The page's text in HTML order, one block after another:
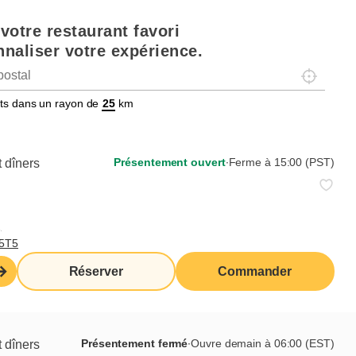
restaurant favori
votre expérience.
Localisez-
dans un rayon de km
dîners Présentement ouvert∙Ferme à 15:00 (PST)
Réserver Commander
dîners Présentement fermé∙Ouvre demain à 06:00 (EST)
travail
Cette personne est responsable du